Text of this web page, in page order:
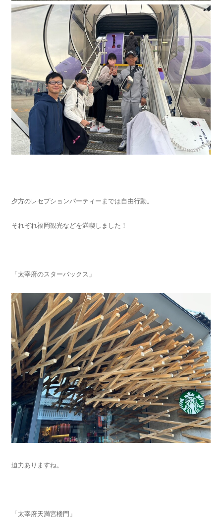
夕方のレセプションパーティーまでは自由行動。
それぞれ福岡観光などを満喫しました！
「太宰府のスターバックス」
迫力ありますね。
「太宰府天満宮楼門」